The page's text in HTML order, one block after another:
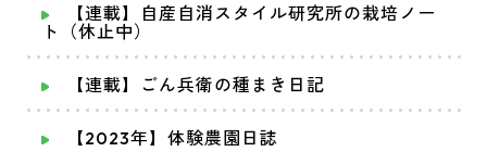
【連載】自産自消スタイル研究所の栽培ノー
ト（休止中）
【連載】ごん兵衛の種まき日記
【2023年】体験農園日誌